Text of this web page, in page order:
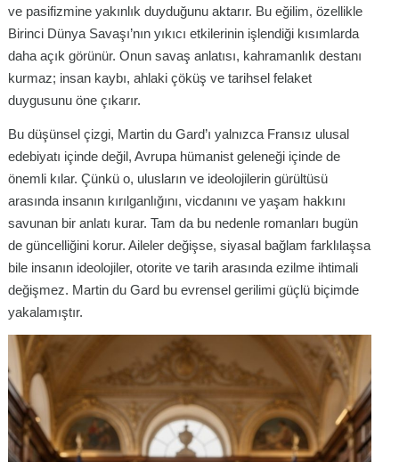
ve pasifizmine yakınlık duyduğunu aktarır. Bu eğilim, özellikle
Birinci Dünya Savaşı’nın yıkıcı etkilerinin işlendiği kısımlarda
daha açık görünür. Onun savaş anlatısı, kahramanlık destanı
kurmaz; insan kaybı, ahlaki çöküş ve tarihsel felaket
duygusunu öne çıkarır.
Bu düşünsel çizgi, Martin du Gard’ı yalnızca Fransız ulusal
edebiyatı içinde değil, Avrupa hümanist geleneği içinde de
önemli kılar. Çünkü o, ulusların ve ideolojilerin gürültüsü
arasında insanın kırılganlığını, vicdanını ve yaşam hakkını
savunan bir anlatı kurar. Tam da bu nedenle romanları bugün
de güncelliğini korur. Aileler değişse, siyasal bağlam farklılaşsa
bile insanın ideolojiler, otorite ve tarih arasında ezilme ihtimali
değişmez. Martin du Gard bu evrensel gerilimi güçlü biçimde
yakalamıştır.